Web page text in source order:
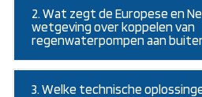
2. Wat zegt de Europese en
wetgeving over koppelen van
regenwaterpompen aan
3. Welke technische